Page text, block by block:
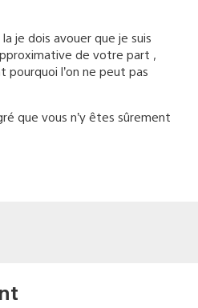
je dois avouer que je suis
de votre part ,
l’on ne peut pas
que vous n’y êtes sûrement